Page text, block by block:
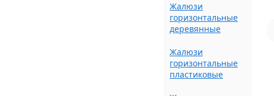
Жалюзи
горизонтальные
деревянные
Жалюзи
горизонтальные
пластиковые